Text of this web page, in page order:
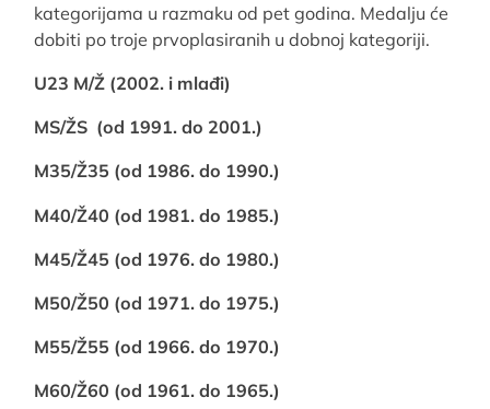
kategorijama u razmaku od pet godina. Medalju će
dobiti po troje prvoplasiranih u dobnoj kategoriji.
U23 M/Ž (2002. i mlađi)
MS/ŽS (od 1991. do 2001.)
M35/Ž35 (od 1986. do 1990.)
M40/Ž40 (od 1981. do 1985.)
M45/Ž45 (od 1976. do 1980.)
M50/Ž50 (od 1971. do 1975.)
M55/Ž55 (od 1966. do 1970.)
M60/Ž60 (od 1961. do 1965.)